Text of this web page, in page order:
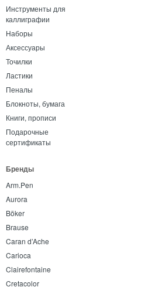
Инструменты для
каллиграфии
Наборы
Аксессуары
Точилки
Ластики
Пеналы
Блокноты, бумага
Книги, прописи
Подарочные
сертификаты
Бренды
Arm.Pen
Aurora
Böker
Brause
Caran d’Ache
Carioca
Clairefontaine
Cretacolor